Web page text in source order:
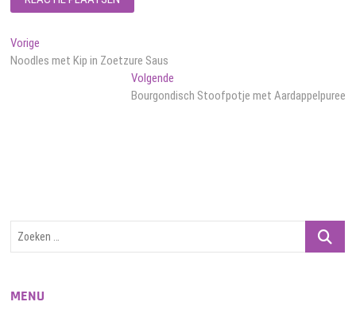
Bericht
navigatie
Vorige
bericht:
Noodles met Kip in Zoetzure Saus
VolgendeVolgend
bericht:
Bourgondisch Stoofpotje met Aardappelpuree
Zoeken
MENU